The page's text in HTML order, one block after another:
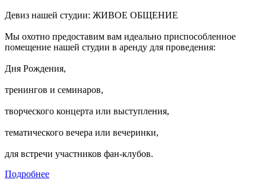
Девиз нашей студии: ЖИВОЕ ОБЩЕНИЕ
Мы охотно предоставим вам идеально приспособленное
помещение нашей студии в аренду для проведения:
Дня Рождения,
тренингов и семинаров,
творческого концерта или выступления,
тематического вечера или вечеринки,
для встречи участников фан-клубов.
Подробнее